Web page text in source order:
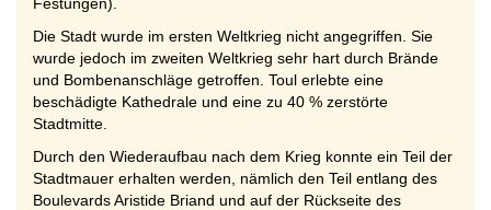
Die Stadt wurde im ersten Weltkrieg nicht angegriffen. Sie
wurde jedoch im zweiten Weltkrieg sehr hart durch Brände
und Bombenanschläge getroffen. Toul erlebte eine
beschädigte Kathedrale und eine zu 40 % zerstörte
Stadtmitte.
Durch den Wiederaufbau nach dem Krieg konnte ein Teil der
Stadtmauer erhalten werden, nämlich den Teil entlang des
Boulevards Aristide Briand und auf der Rückseite des